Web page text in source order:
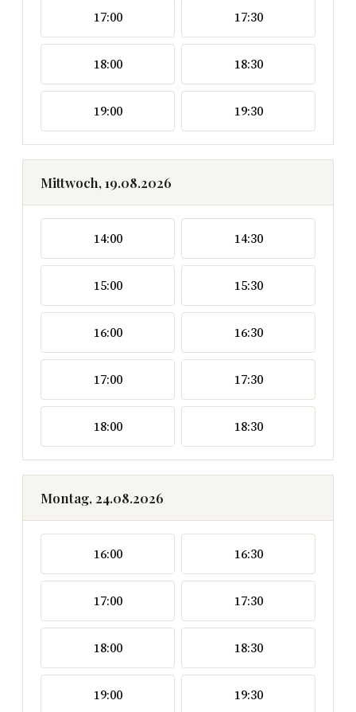
17:00 17:30
18:00 18:30
19:00 19:30
Mittwoch, 19.08.2026
14:00 14:30
15:00 15:30
16:00 16:30
17:00 17:30
18:00 18:30
Montag, 24.08.2026
16:00 16:30
17:00 17:30
18:00 18:30
19:00 19:30